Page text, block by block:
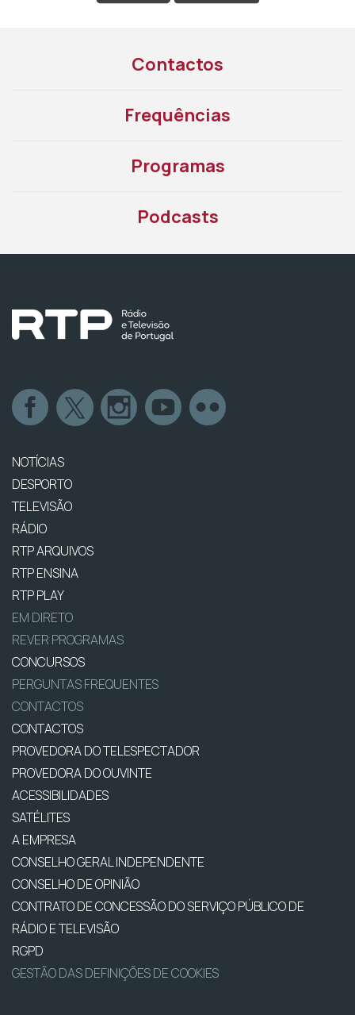
Contactos
Frequências
Programas
Podcasts
NOTÍCIAS
DESPORTO
TELEVISÃO
RÁDIO
RTP ARQUIVOS
RTP ENSINA
RTP PLAY
EM DIRETO
REVER PROGRAMAS
CONCURSOS
PERGUNTAS FREQUENTES
CONTACTOS
CONTACTOS
PROVEDORA DO TELESPECTADOR
PROVEDORA DO OUVINTE
ACESSIBILIDADES
SATÉLITES
A EMPRESA
CONSELHO GERAL INDEPENDENTE
CONSELHO DE OPINIÃO
CONTRATO DE CONCESSÃO DO SERVIÇO PÚBLICO DE
RÁDIO E TELEVISÃO
RGPD
GESTÃO DAS DEFINIÇÕES DE COOKIES